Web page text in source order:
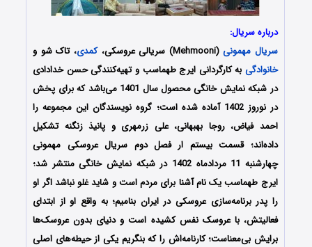
درباره سریال:
سریال مهمونی(Mehmooni) سریالی عروسکی، کمدی، تاک شو و
خانوادگی به کارگردانی ایرج طهماسب و تهیه‌کنندگی حسن خدادادی
در شبکه نمایش خانگی محصول سال 1401 می‌باشد که برای پخش
در نوروز 1402 آماده شده است؛ گروه نویسندگان این مجموعه را
احمد فیاض، روجا بهبهانی، علی زرمهری و پانیذ زنگنه تشکیل
داده‌اند؛ قسمت بیستم ار فصل دوم سریال عروسکی مهمونی
چهارشنبه 11 مردادماه 1402 در شبکه نمایش خانگی منتشر شد؛
ایرج طهماسب یک نام آشنا برای مردم است و شاید غلو نباشد اگر او
را پدر برنامه‌سازی عروسکی در ایران بنامیم؛ به واقع او از ابتدای
فعالیتش، با عروسک نفس کشیده است و دنیای بدون عروسک‌ها
برایش بی‌معناست؛ کارنامه‌اش را که بنگریم یکی از حیطه‌های اصلی